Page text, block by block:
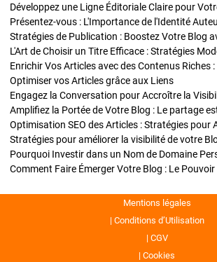
Développez une Ligne Éditoriale Claire pour
Présentez-vous : L'Importance de l'Identité
L'Art de Choisir un Titre Efficace : Stratégies
Optimiser vos Articles grâce aux Liens
Engagez la Conversation pour Accroître la
Amplifiez la Portée de Votre Blog : Le partage
Mentions légales
Conditions d’Utilisation
CGV
Cookies